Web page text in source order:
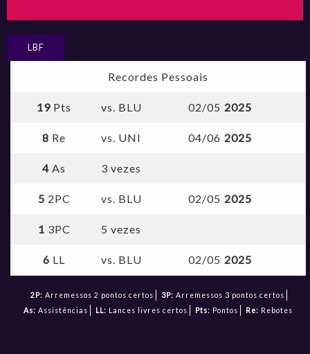
LBF
Recordes Pessoais
19 Pts vs. BLU 02/05 2025
8 Re vs. UNI 04/06 2025
4As 3 vezes
5 2PC vs. BLU 02/05 2025
1 3PC 5 vezes
6 LL vs. BLU 02/05 2025
2P: Arremessos 2 pontos certos 3P: Arremessos 3 pontos certos
As: Assistências LL: Lances livres certos Pts: Pontos Re: Rebotes